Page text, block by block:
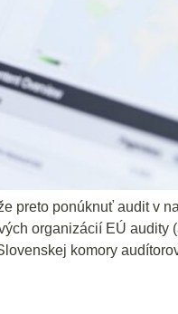
preto ponúknuť audit v
organizácií EÚ audity
komory